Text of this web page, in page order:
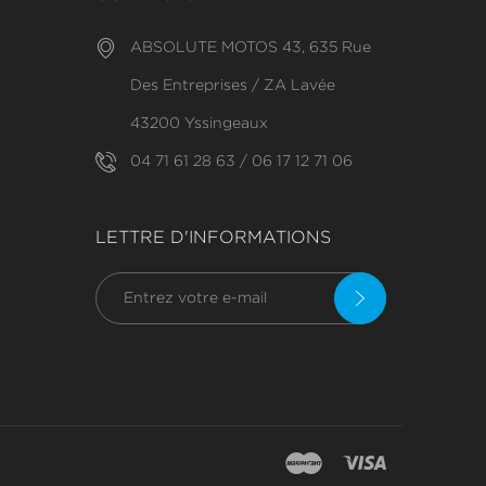
ABSOLUTE MOTOS 43, 635 Rue
Des Entreprises / ZA Lavée
43200 Yssingeaux
04 71 61 28 63 / 06 17 12 71 06
LETTRE D'INFORMATIONS